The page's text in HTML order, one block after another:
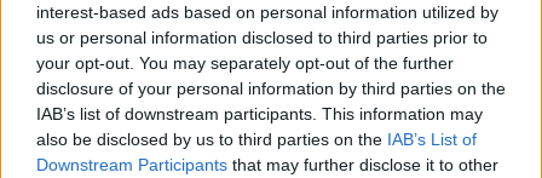
interest-based ads based on personal information utilized by
us or personal information disclosed to third parties prior to
your opt-out. You may separately opt-out of the further
disclosure of your personal information by third parties on the
IAB’s list of downstream participants. This information may
also be disclosed by us to third parties on the IAB’s List of
Downstream Participants that may further disclose it to other
Kolor
Żółty
Ilość w komplecie